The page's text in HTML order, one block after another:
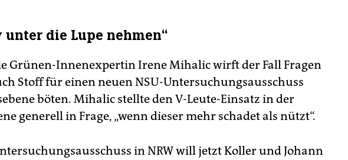
unter die Lupe nehmen“
Grünen-Innenexpertin Irene Mihalic wirft der Fall Fragen
Stoff für einen neuen NSU-Untersuchungsausschuss
böten. Mihalic stellte den V-Leute-Einsatz in der
generell in Frage, „wenn dieser mehr schadet als nützt“.
in NRW will jetzt Koller und Johann